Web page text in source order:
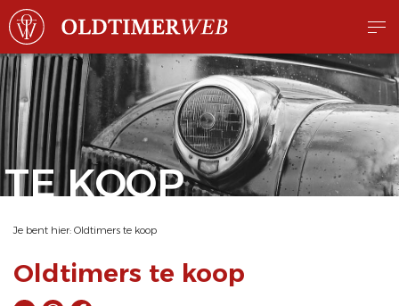
TE KOOP
Je bent hier: Oldtimers te koop
Oldtimers te koop